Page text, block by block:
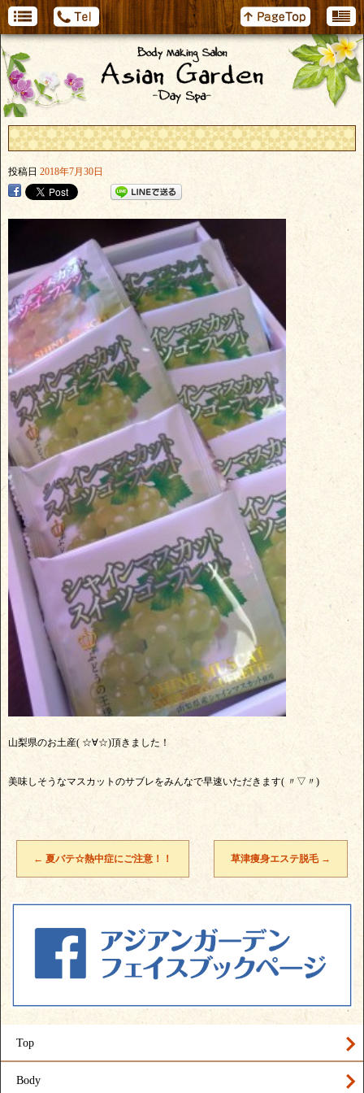
投稿日 2018年7月30日
山梨県のお土産( ☆∀☆)頂きました！
美味しそうなマスカットのサブレをみんなで早速いただきます( 〃▽〃)
← 夏バテ☆熱中症にご注意！！ 草津痩身エステ脱毛 →
Top
Body